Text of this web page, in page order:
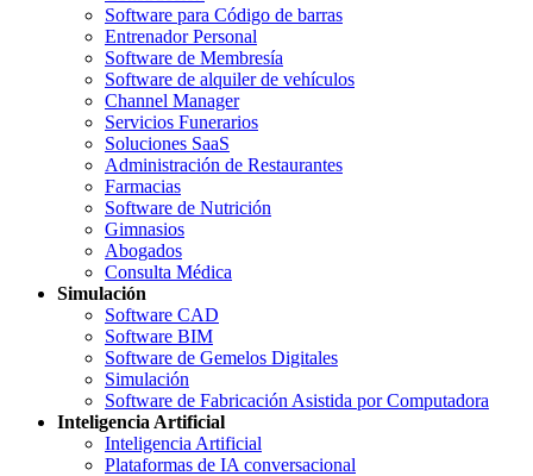
Software para Código de barras
Entrenador Personal
Software de Membresía
Software de alquiler de vehículos
Channel Manager
Servicios Funerarios
Soluciones SaaS
Administración de Restaurantes
Farmacias
Software de Nutrición
Gimnasios
Abogados
Consulta Médica
Simulación
Software CAD
Software BIM
Software de Gemelos Digitales
Simulación
Software de Fabricación Asistida por Computadora
Inteligencia Artificial
Inteligencia Artificial
Plataformas de IA conversacional